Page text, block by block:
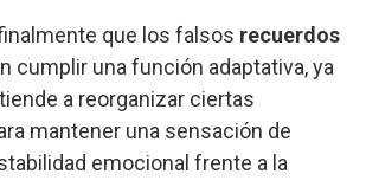
que los falsos recuerdos
cumplir una función adaptativa, ya
a reorganizar ciertas
mantener una sensación de
emocional frente a la